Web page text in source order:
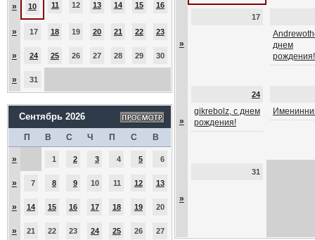
» 10 11 12 13 14 15 16
» 17 18 19 20 21 22 23
» 24 25 26 27 28 29 30
» 31
Сентябрь 2026
П В С Ч П С В
» 1 2 3 4 5 6
» 7 8 9 10 11 12 13
» 14 15 16 17 18 19 20
» 21 22 23 24 25 26 27
»
17
днем
рождения!
»
24
gikrebolz, с днем
рождения!
»
31